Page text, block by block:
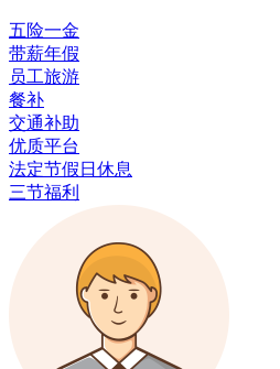
五险一金
带薪年假
员工旅游
餐补
交通补助
优质平台
法定节假日休息
三节福利